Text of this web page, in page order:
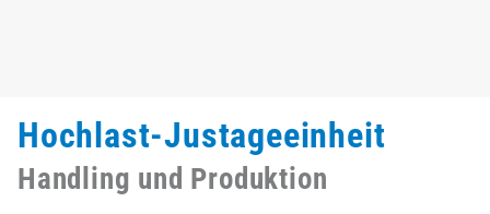
Hochlast-Justageeinheit
Handling und Produktion